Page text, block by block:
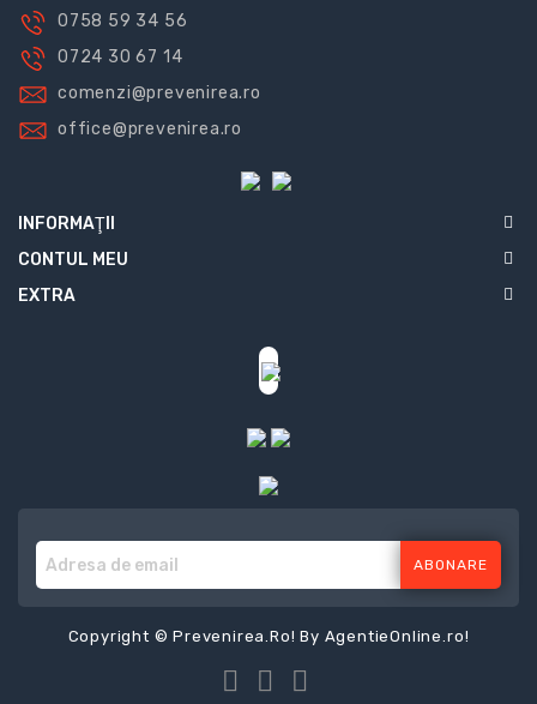
0758 59 34 56
0724 30 67 14
comenzi@prevenirea.ro
office@prevenirea.ro
INFORMAŢII
CONTUL MEU
EXTRA
ABONARE
Copyright © Prevenirea.Ro! By AgentieOnline.ro!